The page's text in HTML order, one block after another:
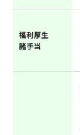
福利厚生
諸手当